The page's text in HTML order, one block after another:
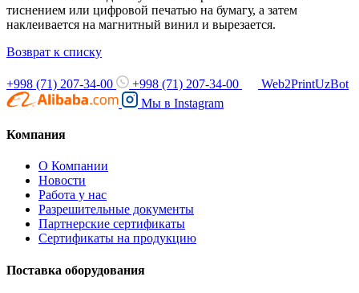
тиснением или цифровой печатью на бумагу, а затем
наклеивается на магнитный винил и вырезается.
Возврат к списку
+998 (71) 207-34-00 +998 (71) 207-34-00
Web2PrintUzBot
Мы в Instagram
Компания
О Компании
Новости
Работа у нас
Разрешительные документы
Партнерские сертификаты
Сертификаты на продукцию
Поставка оборудования